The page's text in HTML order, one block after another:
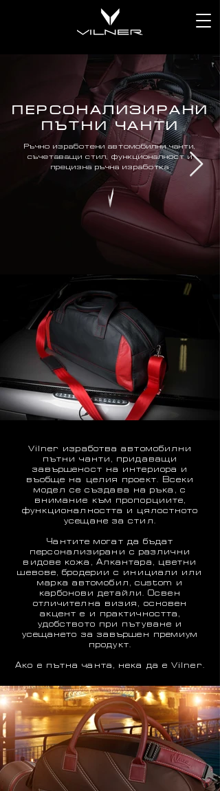
ПЕРСОНАЛИЗИРАНИ
ПЪТНИ ЧАНТИ
Ръчно изработени автомобилни чанти,
съчетаващи стил, функционалност и
прецизна ръчна изработка
Vilner изработва автомобилни
пътни чанти, придаващи
завършеност на интериора и
въобще на целия проект. Всеки
модел се създава на ръка, с
внимание към пропорциите,
функционалността и цялостното
усещане за стил.
Чантите могат да бъдат
персонализирани с различни
видове кожа, Алкантара, цветни
шевове, бродерии с инициали или
марка автомобил, custom и
карбонови детайли. Освен
отличителна визия, основен
акцент е и практичността,
удобството при пътуване и
усещането за завършен премиум
продукт.
Ако е пътна чанта, нека да е Vilner.